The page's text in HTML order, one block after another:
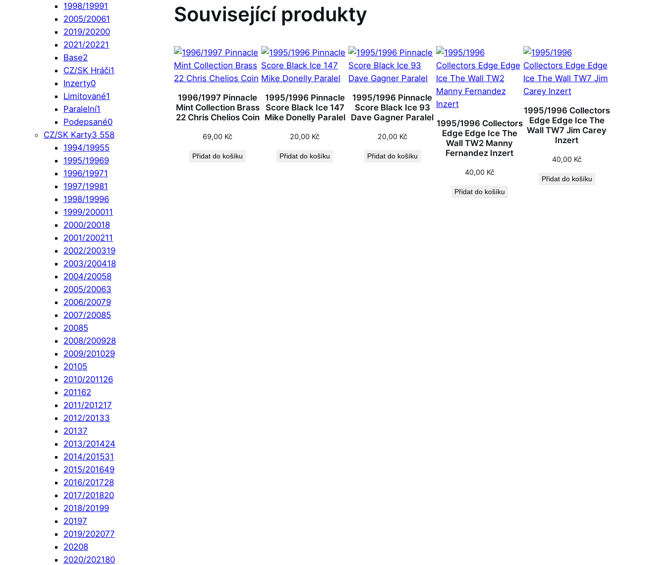
1998/19991
2005/20061
2019/20200
2021/20221
Base2
CZ/SK Hráči1
Inzerty0
Limitované1
Paralelní1
Podepsané0
CZ/SK Karty3 558
1994/19955
1995/19969
1996/19971
1997/19981
1998/19996
1999/200011
2000/20018
2001/200211
2002/200319
2003/200418
2004/20058
2005/20063
2006/20079
2007/20085
20085
2008/200928
2009/201029
20105
2010/201126
201162
2011/201217
2012/20133
20137
2013/201424
2014/201531
2015/201649
2016/201728
2017/201820
2018/20199
20197
2019/202077
20208
2020/202180
Související produkty
1996/1997 Pinnacle
Mint Collection Brass
22 Chris Chelios Coin
69,00 Kč
Přidat do košíku
1995/1996 Pinnacle
Score Black Ice 147
Mike Donelly Paralel
20,00 Kč
Přidat do košíku
1995/1996 Pinnacle
Score Black Ice 93
Dave Gagner Paralel
20,00 Kč
Přidat do košíku
1995/1996 Collectors
Edge Edge Ice The
Wall TW2 Manny
Fernandez Inzert
40,00 Kč
Přidat do košíku
1995/1996 Collectors
Edge Edge Ice The
Wall TW7 Jim Carey
Inzert
40,00 Kč
Přidat do košíku